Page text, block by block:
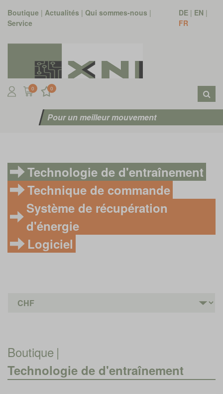
Boutique | Actualités | Qui sommes-nous |
Service
DE| EN |
FR
0 0
Pour un meilleur mouvement
Technologie de d'entraînement
Technique de commande
Système de récupération
d'énergie
Logiciel
Boutique |
Technologie de d'entraînement